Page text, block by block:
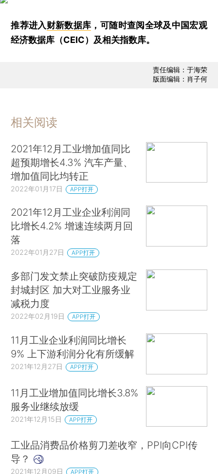
推荐进入财新数据库 ，可随时查阅全球及中国宏观
经济数据库（CEIC）及相关指数库。
责任编辑：于海荣
版面编辑：肖子何
相关阅读
2021年12月工业增加值同比
超预期增长4.3% 汽车产量、
增加值同比均转正
2022年01月17日 APP打开
2021年12月工业企业利润同
比增长4.2% 增速连续两月回
落
2022年01月27日 APP打开
多部门发文禁止突破防疫规定
封城封区 加大对工业服务业
减税力度
2022年02月19日 APP打开
11月工业企业利润同比增长
9% 上下游利润分化有所缓解
2021年12月27日 APP打开
11月工业增加值同比增长3.8%
服务业继续放缓
2021年12月15日 APP打开
工业品消费品价格剪刀差收窄，PPI向CPI传
导？
2021年12月09日 APP打开